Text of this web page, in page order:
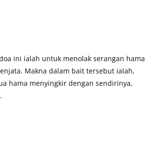
ini ialah untuk menolak serangan hama
Makna dalam bait tersebut ialah,
hama menyingkir dengan sendirinya,